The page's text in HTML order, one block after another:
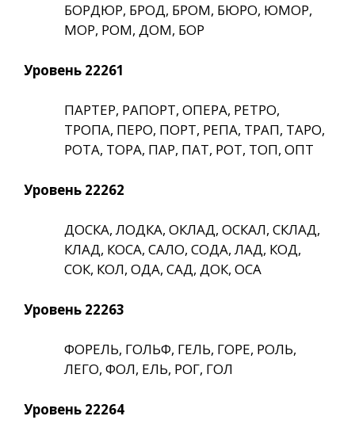
БОРДЮР, БРОД, БРОМ, БЮРО, ЮМОР,
МОР, РОМ, ДОМ, БОР
Уровень 22261
ПАРТЕР, РАПОРТ, ОПЕРА, РЕТРО,
ТРОПА, ПЕРО, ПОРТ, РЕПА, ТРАП, ТАРО,
РОТА, ТОРА, ПАР, ПАТ, РОТ, ТОП, ОПТ
Уровень 22262
ДОСКА, ЛОДКА, ОКЛАД, ОСКАЛ, СКЛАД,
КЛАД, КОСА, САЛО, СОДА, ЛАД, КОД,
СОК, КОЛ, ОДА, САД, ДОК, ОСА
Уровень 22263
ФОРЕЛЬ, ГОЛЬФ, ГЕЛЬ, ГОРЕ, РОЛЬ,
ЛЕГО, ФОЛ, ЕЛЬ, РОГ, ГОЛ
Уровень 22264